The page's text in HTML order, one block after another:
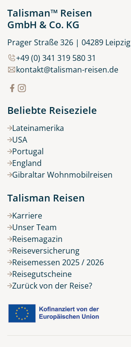
Talisman™ Reisen
GmbH & Co. KG
Prager Straße 326 | 04289 Leipzig
+49 (0) 341 319 580 31
kontakt@talisman-reisen.de
Beliebte Reiseziele
Lateinamerika
USA
Portugal
England
Gibraltar Wohnmobilreisen
Talisman Reisen
Karriere
Unser Team
Reisemagazin
Reiseversicherung
Reisemessen 2025 / 2026
Reisegutscheine
Zurück von der Reise?